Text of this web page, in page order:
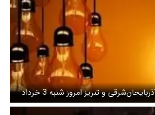
و تبریز امروز شنبه 3 خرداد